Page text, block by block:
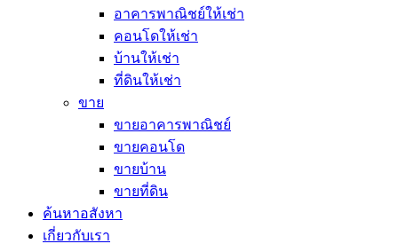
อาคารพาณิชย์ให้เช่า
คอนโดให้เช่า
บ้านให้เช่า
ที่ดินให้เช่า
ขาย
ขายอาคารพาณิชย์
ขายคอนโด
ขายบ้าน
ขายที่ดิน
ค้นหาอสังหา
เกี่ยวกับเรา